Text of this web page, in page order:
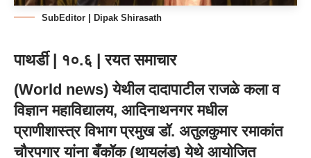
SubEditor | Dipak Shirasath
पाथर्डी | १०.६ | रयत समाचार
(World news) येथील दादापाटील राजळे कला व
विज्ञान महाविद्यालय, आदिनाथनगर मधील
प्राणीशास्त्र विभाग प्रमुखडॉ. अतुलकुमार रमाकांत
चौरपगारयांना बँकॉक (थायलंड) येथे आयोजित